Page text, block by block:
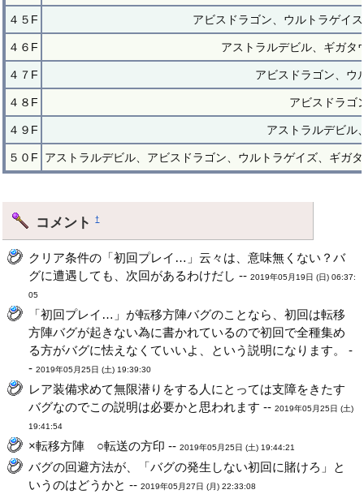
４５F アビスドラゴン、ウルトラゲイ
４６F アストラルデビル、ギガタ
４７F アビスドラゴン、ウ
４８F アビスドラゴ
４９F アストラルデビル
５０F アストラルデビル、アビスドラゴン、ウルトラゲイズ、ギガ
コメント†
クリア条件の「初回プレイ…」云々は、意味無くない？バ
グに遭遇しても、次回があるわけだし --2019年05月19日 (日) 06:37:
05
「初回プレイ…」が転移方陣バグのことなら、初回は転移
方陣バグが起きない為に書かれているので初回で全種集め
る方がバグに怯えなくていいよ、という説明になります。 -
-2019年05月25日 (土) 19:39:30
レア装備求めて無限潜りをする人にとっては支障をきたす
バグなのでこの説明は必要かと思われます --2019年05月25日 (土)
19:41:54
×転移方陣 ○転送の方印 --2019年05月25日 (土) 19:44:21
バグの回避方法が、「バグの発生しない初回に賭けろ」と
いうのはどうかと --2019年05月27日 (月) 22:33:08